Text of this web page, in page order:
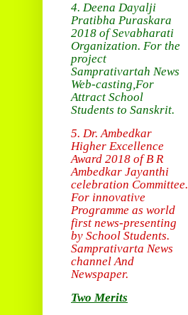
4. Deena Dayalji
Pratibha Puraskara
2018 of Sevabharati
Organization. For the
project
Samprativartah News
Web-casting,For
Attract School
Students to Sanskrit.
5. Dr. Ambedkar
Higher Excellence
Award 2018 of B R
Ambedkar Jayanthi
celebration Committee.
For innovative
Programme as world
first news-presenting
by School Students.
Samprativarta News
channel And
Newspaper.
Two Merits